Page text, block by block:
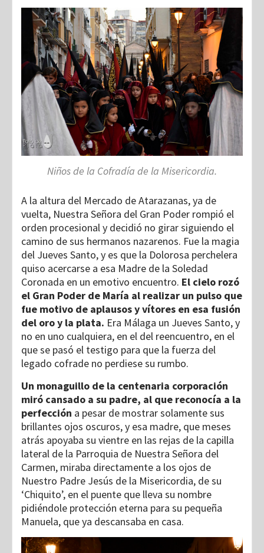
Niños de la Cofradía de la Misericordia.
A la altura del Mercado de Atarazanas, ya de
vuelta, Nuestra Señora del Gran Poder rompió el
orden procesional y decidió no girar siguiendo el
camino de sus hermanos nazarenos. Fue la magia
del Jueves Santo, y es que la Dolorosa perchelera
quiso acercarse a esa Madre de la Soledad
Coronada en un emotivo encuentro. El cielo rozó
el Gran Poder de María al realizar un pulso que
fue motivo de aplausos y vítores en esa fusión
del oro y la plata. Era Málaga un Jueves Santo, y
no en uno cualquiera, en el del reencuentro, en el
que se pasó el testigo para que la fuerza del
legado cofrade no perdiese su rumbo.
Un monaguillo de la centenaria corporación
miró cansado a su padre, al que reconocía a la
perfección a pesar de mostrar solamente sus
brillantes ojos oscuros, y esa madre, que meses
atrás apoyaba su vientre en las rejas de la capilla
lateral de la Parroquia de Nuestra Señora del
Carmen, miraba directamente a los ojos de
Nuestro Padre Jesús de la Misericordia, de su
‘Chiquito’, en el puente que lleva su nombre
pidiéndole protección eterna para su pequeña
Manuela, que ya descansaba en casa.